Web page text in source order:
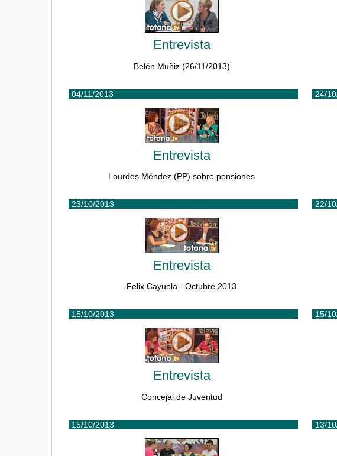
Entrevista
Belén Muñiz (26/11/2013)
04/11/2013
Entrevista
Lourdes Méndez (PP) sobre pensiones
24/
23/10/2013
Entrevista
Felix Cayuela - Octubre 2013
22/
15/10/2013
Entrevista
Concejal de Juventud
15/
15/10/2013 13/